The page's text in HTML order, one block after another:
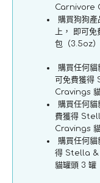
肉
配
方
糧
佐
料
數
量
增
加
Carnivore
購買狗狗
上， 即可
包（3.5oz）
購買任何
可免費獲
Cravings
購買任何
費獲得
Cravings
購買任何
得 Stella &
貓罐頭 3 罐